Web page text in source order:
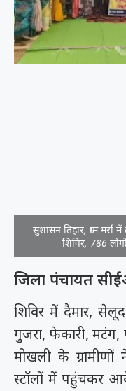
सुशासन तिहार, ग्राम
शिविर, 786
जिला पंचायत
शिविर में दैमार, सेलूद,
गुजरा, फेकारी, मटंग,
मोखली के ग्रामीणों
स्टॉलों में पहुंचकर